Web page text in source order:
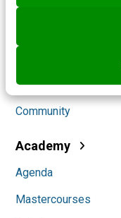
Klantcontact & CX
Themanieuwsbrieven
Community
Academy
Agenda
Mastercourses